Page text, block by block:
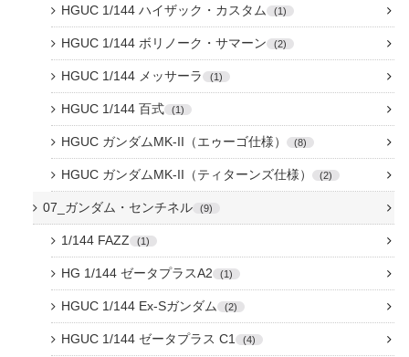
HGUC 1/144 ハイザック・カスタム 1
HGUC 1/144 ボリノーク・サマーン 2
HGUC 1/144 メッサーラ 1
HGUC 1/144 百式 1
HGUC ガンダムMK-II（エゥーゴ仕様） 8
HGUC ガンダムMK-II（ティターンズ仕様） 2
07_ガンダム・センチネル 9
1/144 FAZZ 1
HG 1/144 ゼータプラスA2 1
HGUC 1/144 Ex-Sガンダム 2
HGUC 1/144 ゼータプラス C1 4